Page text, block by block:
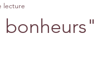
lecture